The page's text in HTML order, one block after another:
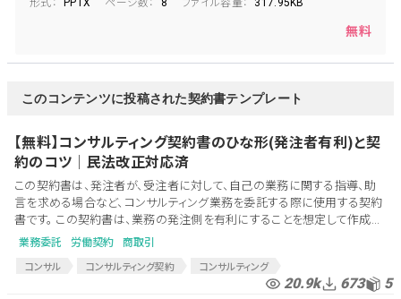
PPTX 8 317.95KB
無料
このコンテンツに投稿された契約書テンプレート
【無料】コンサルティング契約書のひな形(発注者有利)と契
約のコツ│民法改正対応済
この契約書は、発注者が、受注者に対して、自己の業務に関する指導、助
言を求める場合など、コンサルティング業務を委託する際に使用する契約
書です。 この契約書は、業務の発注側を有利にすることを想定して作成...
業務委託 労働契約 商取引
コンサル コンサルティング契約
コンサルティング
20.9k 673 5